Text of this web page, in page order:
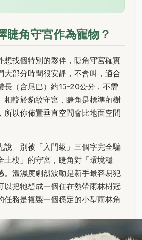
睫角守宮作為寵物？
想找個特別的夥伴，睫角守宮確實
大部分時間很安靜，不會叫，適合
長（含尾巴）約15-20公分，不需
相較於豹紋守宮，睫角是標準的樹
所以你佈置垂直空間會比地面空間
說：別被「入門級」三個字完全騙
土棲」的守宮，睫角對「環境穩
。溫濕度劇烈波動是新手最容易犯
以把牠想成一個住在熱帶雨林樹冠
任務是複製一個穩定的小型雨林角